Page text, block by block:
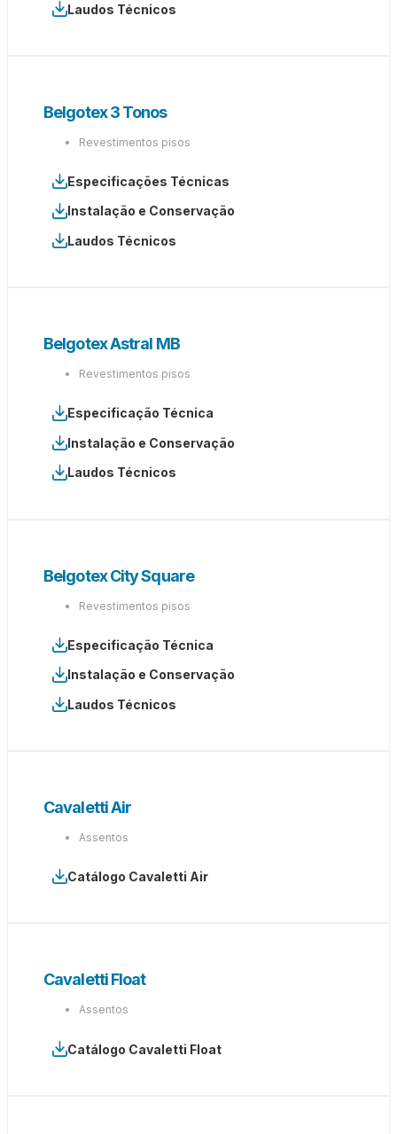
Laudos Técnicos
Belgotex 3 Tonos
Revestimentos pisos
Especificações Técnicas
Instalação e Conservação
Laudos Técnicos
Belgotex Astral MB
Revestimentos pisos
Especificação Técnica
Instalação e Conservação
Laudos Técnicos
Belgotex City Square
Revestimentos pisos
Especificação Técnica
Instalação e Conservação
Laudos Técnicos
Cavaletti Air
Assentos
Catálogo Cavaletti Air
Cavaletti Float
Assentos
Catálogo Cavaletti Float